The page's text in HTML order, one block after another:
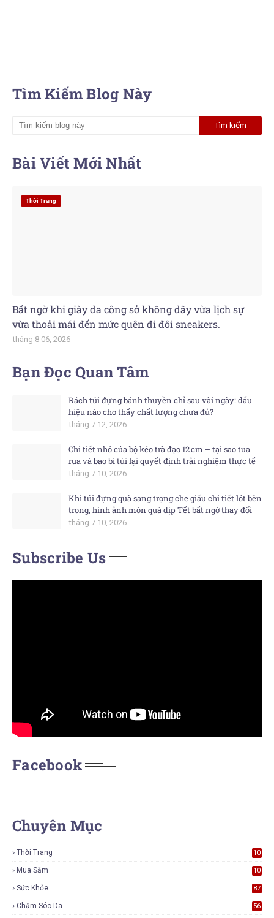
Tìm Kiếm Blog Này
Bài Viết Mới Nhất
Thời Trang
Bất ngờ khi giày da công sở không dây vừa lịch sự
vừa thoải mái đến mức quên đi đôi sneakers.
tháng 8 06, 2026
Bạn Đọc Quan Tâm
Rách túi đựng bánh thuyền chỉ sau vài ngày: dấu
hiệu nào cho thấy chất lượng chưa đủ?
tháng 7 12, 2026
Chi tiết nhỏ của bộ kéo trà đạo 12 cm – tại sao tua
rua và bao bì túi lại quyết định trải nghiệm thực tế
tháng 7 10, 2026
Khi túi đựng quà sang trọng che giấu chi tiết lót bên
trong, hình ảnh món quà dịp Tết bất ngờ thay đổi
tháng 7 10, 2026
Subscribe Us
Facebook
Chuyên Mục
Thời Trang
10
Mua Sắm
10
Sức Khỏe 87
Chăm Sóc Da 56